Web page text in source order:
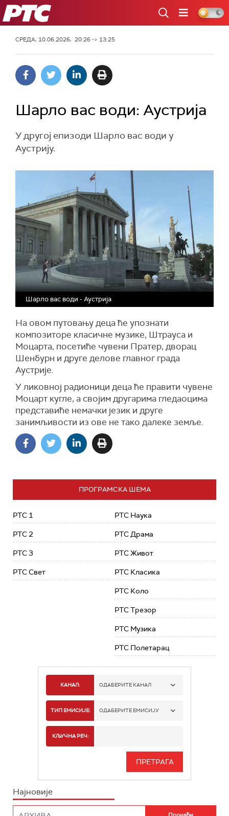
РТС
СРЕДА, 10.06.2026, 20:26 -> 13:25
Шарло вас води: Аустрија
У другој епизоди Шарло вас води у
Аустрију.
Шарло вас води - Аустрија
На овом путовању деца ће упознати
композиторе класичне музике, Штрауса и
Моцарта, посетиће чувени Пратер, дворац
Шенбурн и друге делове главног града
Аустрије.
У ликовној радионици деца ће правити чувене
Моцарт кугле, а својим другарима гледаоцима
представиће немачки језик и друге
занимљивости из ове не тако далеке земље.
ПРОГРАМСКА ШЕМА
РТС 1
РТС 2
РТС 3
РТС Свет
РТС Наука
РТС Драма
РТС Живот
РТС Класика
РТС Коло
РТС Трезор
РТС Музика
РТС Полетарац
КАНАЛ: ОДАБЕРИТЕ КАНАЛ
РТС 1
РТС 3
ТИП ЕМИСИЈЕ: ОДАБЕРИТЕ ЕМИСИЈУ
КЉУЧНА РЕЧ:
Најновије